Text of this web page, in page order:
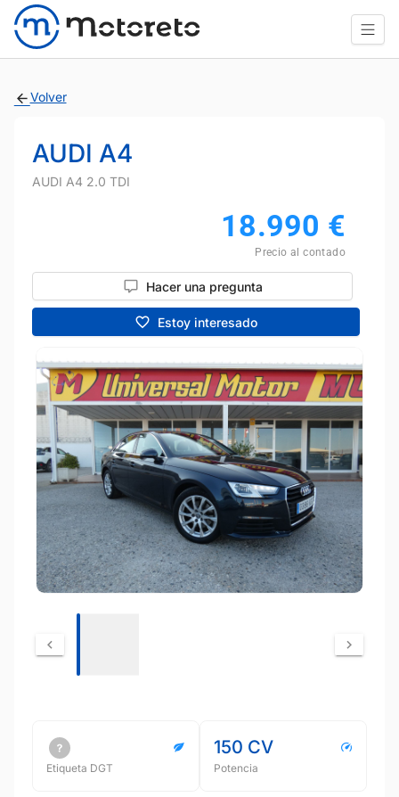
Volver
AUDI A4
AUDI A4 2.0 TDI
18.990 €
Precio al contado
Hacer una pregunta
Estoy interesado
Etiqueta DGT
150 CV
Potencia